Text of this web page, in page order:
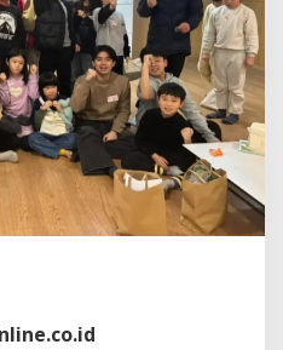
B
e
r
k
o
n
t
r
i
b
u
n